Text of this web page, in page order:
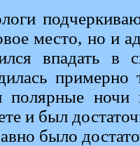
место, но и
впадать
полярные ночи
и был
было